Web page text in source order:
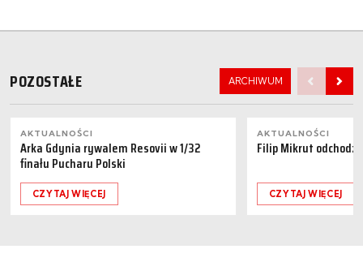
POZOSTAŁE ARCHIWUM
AKTUALNOŚCI
Arka Gdynia rywalem Resovii w 1/32
finału Pucharu Polski
CZYTAJ WIĘCEJ
AKTUALNOŚCI
Filip Mikrut
CZYTAJ WIĘCEJ